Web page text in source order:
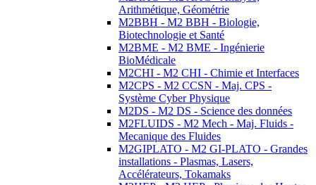
Arithmétique, Géométrie
M2BBH - M2 BBH - Biologie,
Biotechnologie et Santé
M2BME - M2 BME - Ingénierie
BioMédicale
M2CHI - M2 CHI - Chimie et Interfaces
M2CPS - M2 CCSN - Maj. CPS -
Système Cyber Physique
M2DS - M2 DS - Science des données
M2FLUIDS - M2 Mech - Maj. Fluids -
Mecanique des Fluides
M2GIPLATO - M2 GI-PLATO - Grandes
installations - Plasmas, Lasers,
Accélérateurs, Tokamaks